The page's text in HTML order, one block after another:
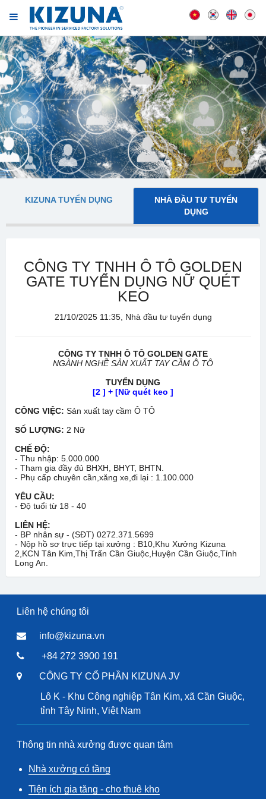
KIZUNA TUYỂN DỤNG
NHÀ ĐẦU TƯ TUYỂN
DỤNG
CÔNG TY TNHH Ô TÔ GOLDEN
GATE TUYỂN DỤNG NỮ QUÉT
KEO
21/10/2025 11:35, Nhà đầu tư tuyển dụng
CÔNG TY TNHH Ô TÔ GOLDEN GATE
NGÀNH NGHỀ SẢN XUẤT TAY CẦM Ô TÔ
TUYỂN DỤNG
[2 ] + [Nữ quét keo ]
CÔNG VIỆC: Sản xuất tay cầm Ô TÔ
SỐ LƯỢNG: 2 Nữ
CHẾ ĐỘ:
- Thu nhập: 5.000.000
- Tham gia đầy đủ BHXH, BHYT, BHTN.
- Phụ cấp chuyên cần,xăng xe,đi lại : 1.100.000
YÊU CẦU:
- Độ tuổi từ 18 - 40
LIÊN HỆ:
- BP nhân sự - (SĐT) 0272.371.5699
- Nộp hồ sơ trực tiếp tại xưởng : B10,Khu Xưởng Kizuna
2,KCN Tân Kim,Thị Trấn Cần Giuộc,Huyện Cần Giuộc,Tỉnh
Long An.
Liên hệ chúng tôi
info@kizuna.vn
+84 272 3900 191
CÔNG TY CỔ PHẦN KIZUNA JV
Lô K - Khu Công nghiệp Tân Kim, xã Cần Giuộc,
tỉnh Tây Ninh, Việt Nam
Thông tin nhà xưởng được quan tâm
Nhà xưởng có tầng
Tiện ích gia tăng - cho thuê kho